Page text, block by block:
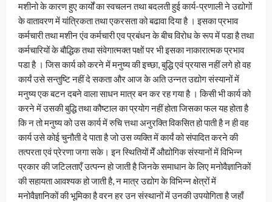
मशीनो के कारण हुए कार्यों का स्वचलन तथा बदलती हुई कार्य-प्रणाली ने उद्योगों
के वातावरण में यांत्रिकता तथा एकरसता को बढावा दिया है । इसका प्रभाव
कर्मचारी तथा मशीन एंव कर्मचारी एव प्रबंधन के बीच विरोध के रूप में पडा है तथा
कर्मचारियों के बौद्धिक तथा संवेगात्मक्त पक्षों पर भी इसका नाकारात्मक प्रभाव
पडा है । जिस कार्य को करने में मनुष्य की इच्छा, बुद्धि एवं प्रयास नहीं लगे हो वह
कार्यं उसे सन्तुष्टि नहीं दे सकता और आज के अति उन्नत उद्योग संस्यानों में
मनुष्य एक बटन दबने वाला साधन मात्र बन कर रह गया है । किसी भी कार्य को
करने में उसकी बुद्धि तथा कौष्टाल का प्रयोग नहीं होता जिसका फल यह होता है
कि न तो मनुष्य को उस कार्य में रुचि त्तथा अनुरक्ति विकसित हो पाती है न ही वह
कार्य उसे कोई चुनौती दे पाता है जो उस व्यक्ति में कार्यं को संपादित करने की
तत्परता एवं प्रेरणा जगा सके। इन स्थितियों मेँ औद्योगिक संस्यानों में विभिन्न
प्रकार की जटिलताएँ उत्पन्न हो जाती है जिनके समाधान के लिए मनोवैज्ञानिकों
की सहायता आवश्यक हो जाती है, न मात्र उद्योग के विभिन्न क्षेत्रों में
मनोवैज्ञानिकों की भूमिका है वरन हर उन संस्थानों में उनकी उपयोगिता है जहाँ